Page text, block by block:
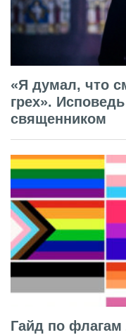
«Я думал, что
грех».
священником
Гайд по